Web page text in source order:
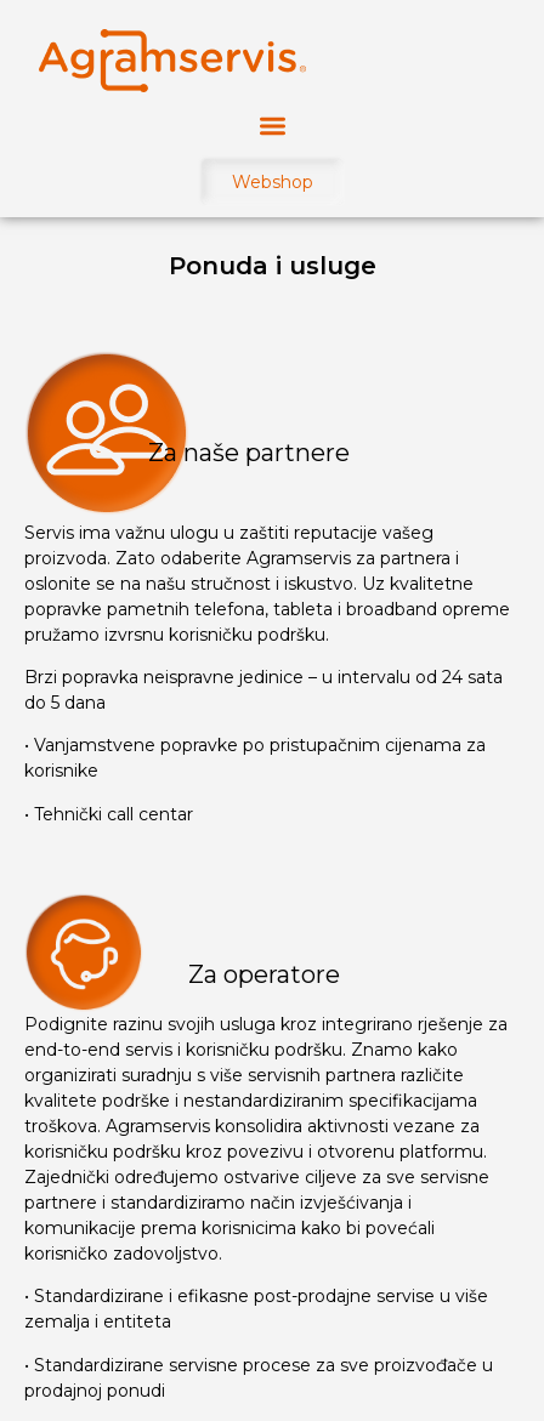
Webshop
Ponuda i usluge
Za naše partnere
Servis ima važnu ulogu u zaštiti reputacije vašeg
proizvoda. Zato odaberite Agramservis za partnera i
oslonite se na našu stručnost i iskustvo. Uz kvalitetne
popravke pametnih telefona, tableta i broadband opreme
pružamo izvrsnu korisničku podršku.
Brzi popravka neispravne jedinice – u intervalu od 24 sata
do 5 dana
• Vanjamstvene popravke po pristupačnim cijenama za
korisnike
• Tehnički call centar
Za operatore
Podignite razinu svojih usluga kroz integrirano rješenje za
end-to-end servis i korisničku podršku. Znamo kako
organizirati suradnju s više servisnih partnera različite
kvalitete podrške i nestandardiziranim specifikacijama
troškova. Agramservis konsolidira aktivnosti vezane za
korisničku podršku kroz povezivu i otvorenu platformu.
Zajednički određujemo ostvarive ciljeve za sve servisne
partnere i standardiziramo način izvješćivanja i
komunikacije prema korisnicima kako bi povećali
korisničko zadovoljstvo.
• Standardizirane i efikasne post-prodajne servise u više
zemalja i entiteta
• Standardizirane servisne procese za sve proizvođače u
prodajnoj ponudi